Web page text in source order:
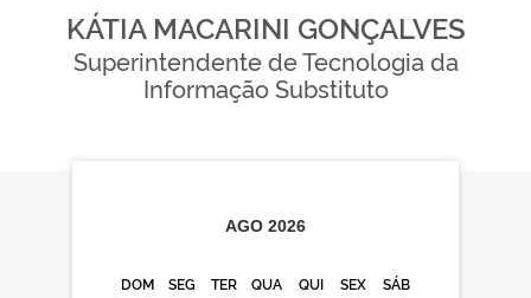
KÁTIA MACARINI GONÇALVES
Superintendente de Tecnologia da
Informação Substituto
AGO 2026
DOM SEG TER QUA QUI SEX SÁB